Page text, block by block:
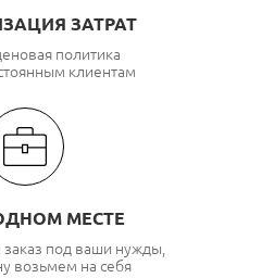
ЗАТРАТ
политика
клиентам
МЕСТЕ
под ваши нужды,
возьмем на себя